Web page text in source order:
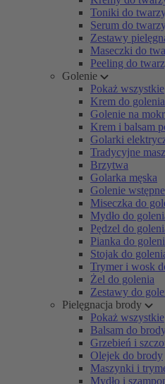
Toniki do
Serum do
Zestawy
Maseczki do
Peeling do
Golenie
Pokaż wszystkie
Krem do golenia
Golenie na
Krem i balsam
Golarki
Tradycyjne
Brzytwa
Golarka męska
Golenie wstępne
Miseczka do
Mydło do
Pędzel do
Pianka do
Stojak do
Trymer i wosk
Żel do golenia
Zestawy do
Pielęgnacja brody
Pokaż wszystkie
Balsam do
Grzebień i
Olejek do brody
Maszynki i
Mydło i